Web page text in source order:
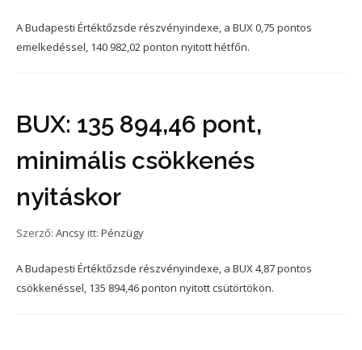
A Budapesti Értéktőzsde részvényindexe, a BUX 0,75 pontos
emelkedéssel, 140 982,02 ponton nyitott hétfőn.
BUX: 135 894,46 pont,
minimális csökkenés
nyitáskor
Szerző: Ancsy itt: Pénzügy
A Budapesti Értéktőzsde részvényindexe, a BUX 4,87 pontos
csökkenéssel, 135 894,46 ponton nyitott csütörtökön.